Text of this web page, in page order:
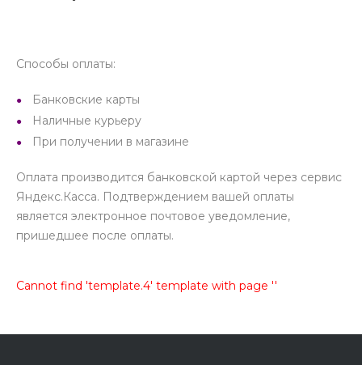
Способы оплаты:
Банковские карты
Наличные курьеру
При получении в магазине
Оплата производится банковской картой через сервис
Яндекс.Касса. Подтверждением вашей оплаты
является электронное почтовое уведомление,
пришедшее после оплаты.
Cannot find 'template.4' template with page ''